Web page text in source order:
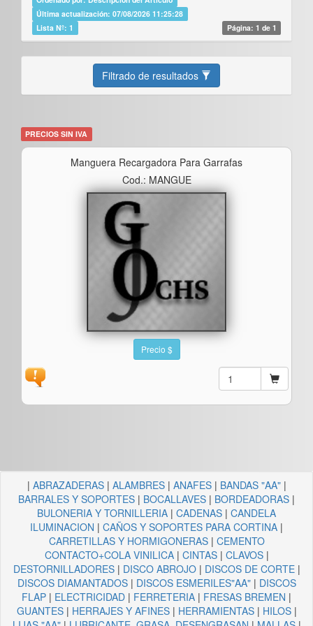
Última actualización: 07/08/2026 11:25:28
Lista Nº: 1
Página: 1 de 1
Filtrado de resultados
PRECIOS SIN IVA
Manguera Recargadora Para Garrafas
Cod.: MANGUE
Precio $
| ABRAZADERAS| ALAMBRES| ANAFES| BANDAS "AA"|
BARRALES Y SOPORTES | BOCALLAVES | BORDEADORAS |
BULONERIA Y TORNILLERIA | CADENAS | CANDELA
ILUMINACION | CAÑOS Y SOPORTES PARA CORTINA |
CARRETILLAS Y HORMIGONERAS| CEMENTO
CONTACTO+COLA VINILICA| CINTAS| CLAVOS|
DESTORNILLADORES| DISCO ABROJO| DISCOS DE CORTE|
DISCOS DIAMANTADOS| DISCOS ESMERILES"AA"| DISCOS
FLAP | ELECTRICIDAD | FERRETERIA | FRESAS BREMEN |
GUANTES| HERRAJES Y AFINES| HERRAMIENTAS| HILOS|